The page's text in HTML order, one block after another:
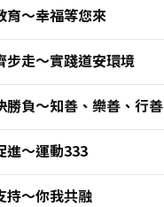
育～幸福等您來
步走～實踐道安環境
勝負～知善、樂善、行善
進～運動333
持～你我共融